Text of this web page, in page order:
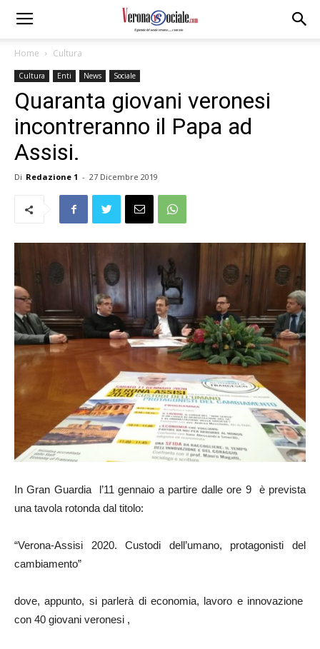
Home Cultura
Cultura Enti News Sociale
Quaranta giovani veronesi
incontreranno il Papa ad
Assisi.
Di Redazione 1 - 27 Dicembre 2019
In Gran Guardia l’11 gennaio a partire dalle ore 9 è prevista
una tavola rotonda dal titolo:
“Verona-Assisi 2020. Custodi dell’umano, protagonisti del
cambiamento”
dove, appunto, si parlerà di economia, lavoro e innovazione
con 40 giovani veronesi ,